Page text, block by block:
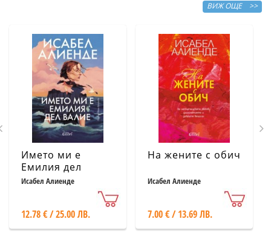
ВИЖ ОЩЕ >>
Името ми е
Емилия дел
Валие
Исабел Алиенде
12.78 € / 25.00 ЛВ.
На жените с обич
Исабел Алиенде
7.00 € / 13.69 ЛВ.